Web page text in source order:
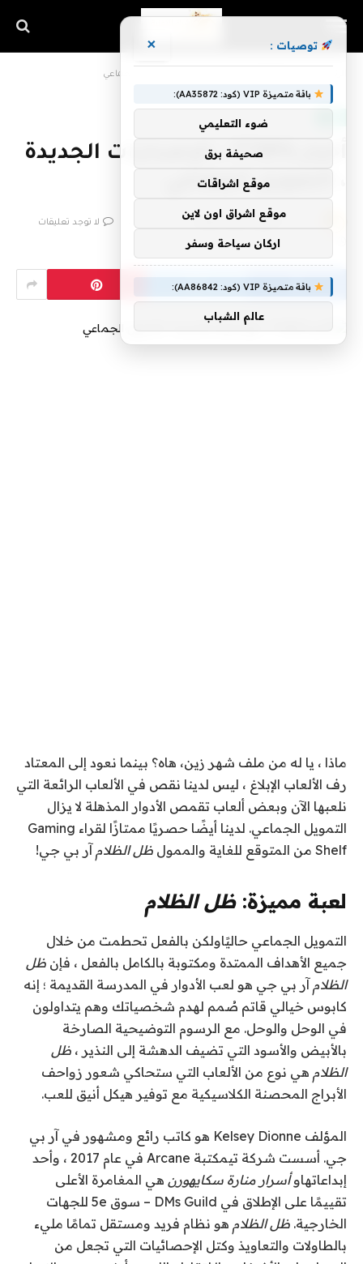
أخبار TTRPG ، الإصدارات الجديدة
، التمويل الجماعي
فريق اشراق التقنية لا توجد تعليقات
ماذا ، يا له من ملف شهر زين، هاه؟ بينما نعود إلى المعتاد
رف الألعاب الإبلاغ ، ليس لدينا نقص في الألعاب الرائعة التي
نلعبها الآن وبعض ألعاب تقمص الأدوار المذهلة لا يزال
التمويل الجماعي
. لدينا أيضًا حصريًا ممتازًا لقراء Gaming
Shelf من المتوقع للغاية والممول
ظل الظلام آر بي جي!
لعبة مميزة:ظل الظلام
التمويل الجماعي حاليًاولكن بالفعل تحطمت من خلال
جميع الأهداف الممتدة ومكتوبة بالكامل بالفعل ، فإن ظل
الظلام آر بي جي هو لعب الأدوار في المدرسة القديمة ؛ إنه
كابوس خيالي قاتم صُمم لهدم شخصياتك وهم يتداولون
في الوحل والوحل. مع الرسوم التوضيحية الصارخة
بالأبيض والأسود التي تضيف الدهشة إلى النذير ، ظل
الظلام هي نوع من الألعاب التي ستحاكي شعور زواحف
الأبراج المحصنة الكلاسيكية مع توفير هيكل أنيق للعب.
المؤلف Kelsey Dionne هو كاتب رائع ومشهور في آر بي
جي. أسست شركة تي
مكتبة Arcane في عام 2017 ، وأحد
إبداعاتهاوأسرار منارة سكايهورن هي المغامرة الأعلى
تقييمًا على الإطلاق في DMs Guild – سوق 5e للجهات
الخارجية. ظل الظلام هو نظام فريد ومستقل تمامًا مليء
بالطاولات والتعاويذ وكتل الإحصائيات التي تجعل من
توصيات : ×
باقة متميزة VIP (كود: AA35872):
ضوء التعليمي
صحيفة برق
موقع اشراقات
موقع اشراق اون لاين
اركان سياحة وسفر
باقة متميزة VIP (كود: AA86842):
عالم الشباب